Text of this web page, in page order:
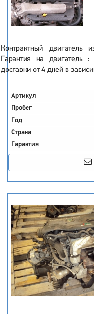
Контрактный
Гарантия на
доставки от 4 дней в
Артикул
Пробег
Год
Страна
Гарантия